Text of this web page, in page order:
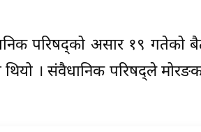
परिषद्को असार १९ गतेको
थियो । संवैधानिक परिषद्ले